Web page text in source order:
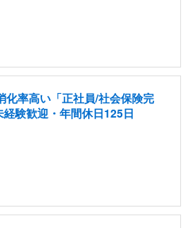
化率高い「正社員/社会保険完
験歓迎・年間休日125日